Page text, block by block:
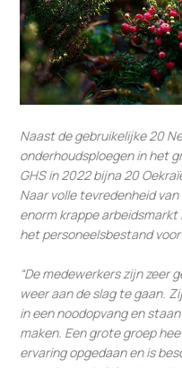
Naast de gebruikelijke 20
onderhoudsploegen in het
GHS in 2022 bijna 20
Naar volle tevredenheid
enorm krappe
het personeelsbestand voor
“De medewerkers zijn zeer
weer aan de slag te gaan.
in een noodopvang en
maken. Een grote groep
ervaring opgedaan en is